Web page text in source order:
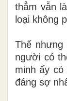
thẳm vẫn
loại không
Thế
người có
minh ấy
đáng sợ